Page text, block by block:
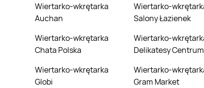
Wiertarko-wkrętarka
Auchan
Wiertarko-wkrętarka Blu
Salony Łazienek
Wiertarko-wkrętarka
Chata Polska
Wiertarko-wkrętarka
Delikatesy Centrum
Wiertarko-wkrętarka
Globi
Wiertarko-wkrętarka
Gram Market